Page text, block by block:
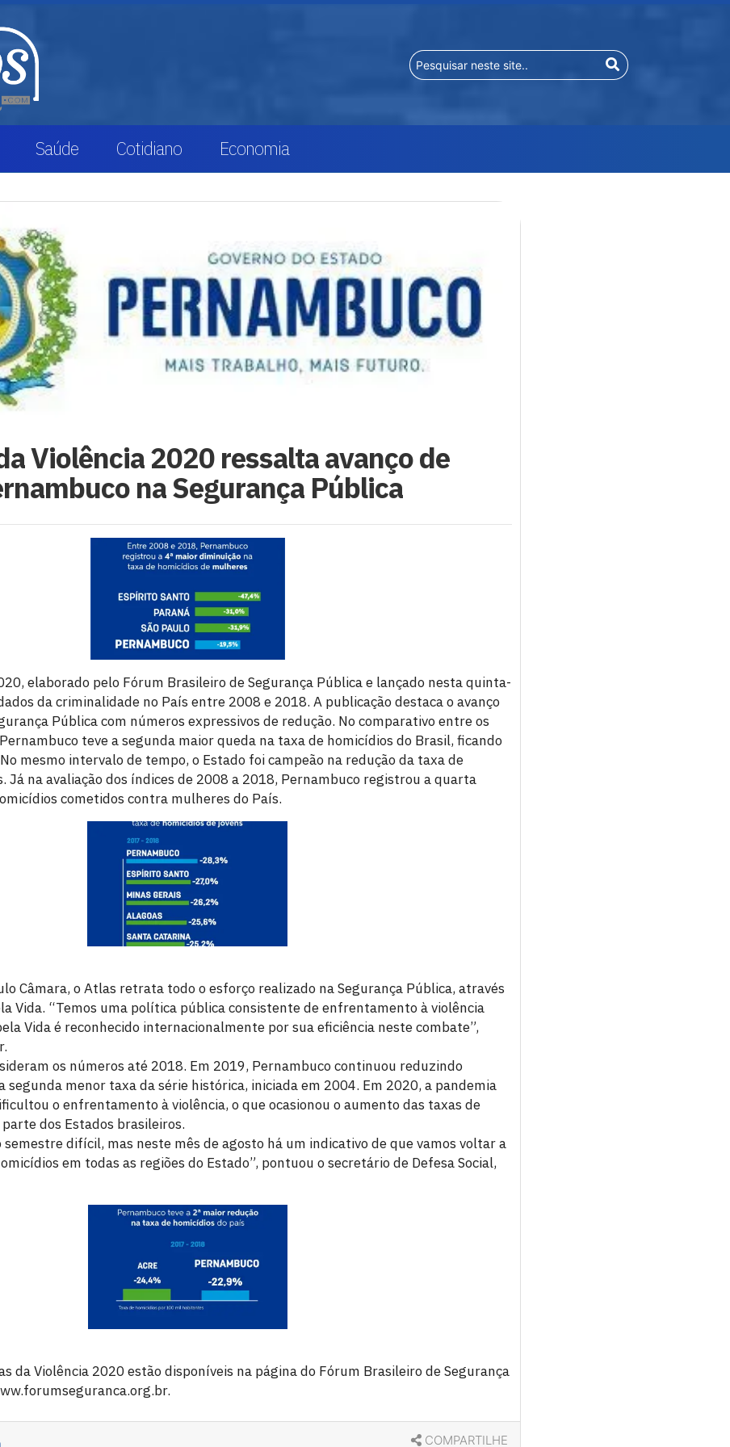
Saúde Cotidiano Economia
Violência 2020 ressalta avanço de
na Segurança Pública
elaborado pelo Fórum Brasileiro de Segurança Pública e lançado nesta quinta-
da criminalidade no País entre 2008 e 2018. A publicação destaca o avanço
Pública com números expressivos de redução. No comparativo entre os
teve a segunda maior queda na taxa de homicídios do Brasil, ficando
mesmo intervalo de tempo, o Estado foi campeão na redução da taxa de
Já na avaliação dos índices de 2008 a 2018, Pernambuco registrou a quarta
cometidos contra mulheres do País.
Câmara, o Atlas retrata todo o esforço realizado na Segurança Pública, através
Vida. “Temos uma política pública consistente de enfrentamento à violência
Vida é reconhecido internacionalmente por sua eficiência neste combate”,
os números até 2018. Em 2019, Pernambuco continuou reduzindo
segunda menor taxa da série histórica, iniciada em 2004. Em 2020, a pandemia
o enfrentamento à violência, o que ocasionou o aumento das taxas de
dos Estados brasileiros.
difícil, mas neste mês de agosto há um indicativo de que vamos voltar a
em todas as regiões do Estado”, pontuou o secretário de Defesa Social,
da Violência 2020 estão disponíveis na página do Fórum Brasileiro de Segurança
COMPARTILHE